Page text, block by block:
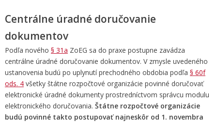
Centrálne úradné doručovanie
dokumentov
Podľa nového § 31a ZoEG sa do praxe postupne zavádza
centrálne úradné doručovanie dokumentov. V zmysle uvedeného
ustanovenia budú po uplynutí prechodného obdobia podľa § 60f
ods. 4 všetky štátne rozpočtové organizácie povinné doručovať
elektronické úradné dokumenty prostredníctvom správcu modulu
elektronického doručovania. Štátne rozpočtové organizácie
budú povinné takto postupovať najneskôr od 1. novembra